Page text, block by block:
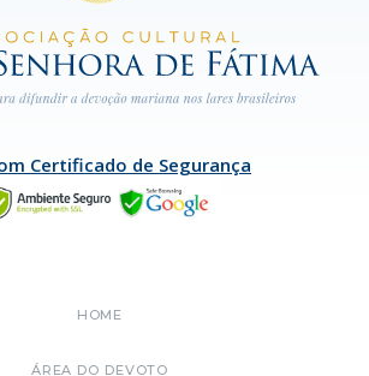
Certificado de Segurança
HOME
ÁREA DO DEVOTO